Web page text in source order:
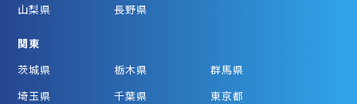
山梨県
長野県
関東
茨城県
栃木県
群馬県
埼玉県
千葉県
東京都